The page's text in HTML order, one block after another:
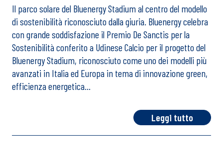
Il parco solare del Bluenergy Stadium al centro del modello
di sostenibilità riconosciuto dalla giuria. Bluenergy celebra
con grande soddisfazione il Premio De Sanctis per la
Sostenibilità conferito a Udinese Calcio per il progetto del
Bluenergy Stadium, riconosciuto come uno dei modelli più
avanzati in Italia ed Europa in tema di innovazione green,
efficienza energetica…
Leggi tutto